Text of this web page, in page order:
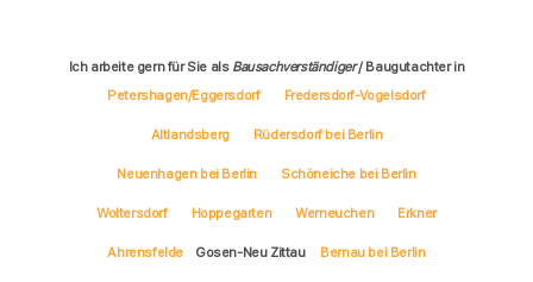
Ich arbeite gern für Sie als Bausachverständiger/ Baugutachter in
Petershagen/Eggersdorf
Fredersdorf-Vogelsdorf
Altlandsberg Rüdersdorf bei Berlin
Neuenhagen bei Berlin Schöneiche bei Berlin
Woltersdorf Hoppegarten Werneuchen Erkner
Ahrensfelde Gosen-Neu Zittau Bernau bei Berlin